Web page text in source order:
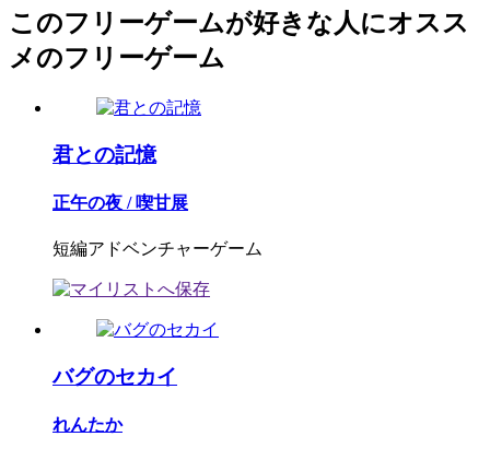
このフリーゲームが好きな人にオスス
メのフリーゲーム
君との記憶
正午の夜 / 喫甘展
短編アドベンチャーゲーム
バグのセカイ
れんたか